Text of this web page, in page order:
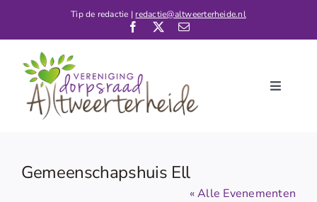
Tip de redactie | redactie@altweerterheide.nl
Toggle
Home
Kalender
Gemeenschapshuis Ell
« Alle Evenementen